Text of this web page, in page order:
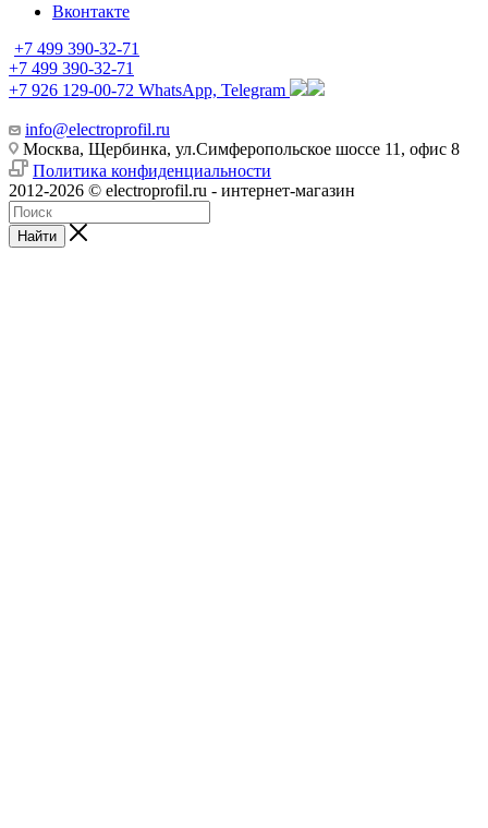
Вконтакте
+7 499 390-32-71
+7 499 390-32-71
+7 926 129-00-72 WhatsApp, Telegram
info@electroprofil.ru
Москва, Щербинка, ул.Симферопольское шоссе 11, офис 8
Политика конфиденциальности
2012-2026 © electroprofil.ru - интернет-магазин
Найти